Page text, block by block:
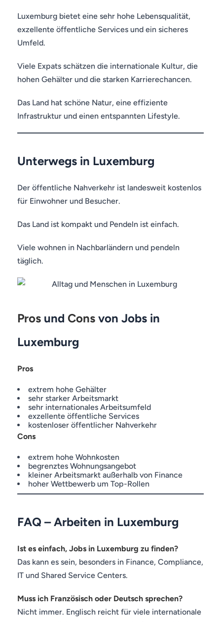
Luxemburg bietet eine sehr hohe Lebensqualität,
exzellente öffentliche Services und ein sicheres
Umfeld.
Viele Expats schätzen die internationale Kultur, die
hohen Gehälter und die starken Karrierechancen.
Das Land hat schöne Natur, eine effiziente
Infrastruktur und einen entspannten Lifestyle.
Unterwegs in Luxemburg
Der öffentliche Nahverkehr ist landesweit kostenlos
für Einwohner und Besucher.
Das Land ist kompakt und Pendeln ist einfach.
Viele wohnen in Nachbarländern und pendeln
täglich.
Pros und Cons von Jobs in
Luxemburg
Pros
extrem hohe Gehälter
sehr starker Arbeitsmarkt
sehr internationales Arbeitsumfeld
exzellente öffentliche Services
kostenloser öffentlicher Nahverkehr
Cons
extrem hohe Wohnkosten
begrenztes Wohnungsangebot
kleiner Arbeitsmarkt außerhalb von Finance
hoher Wettbewerb um Top-Rollen
FAQ – Arbeiten in Luxemburg
Ist es einfach, Jobs in Luxemburg zu finden?
Das kann es sein, besonders in Finance, Compliance,
IT und Shared Service Centers.
Muss ich Französisch oder Deutsch sprechen?
Nicht immer. Englisch reicht für viele internationale